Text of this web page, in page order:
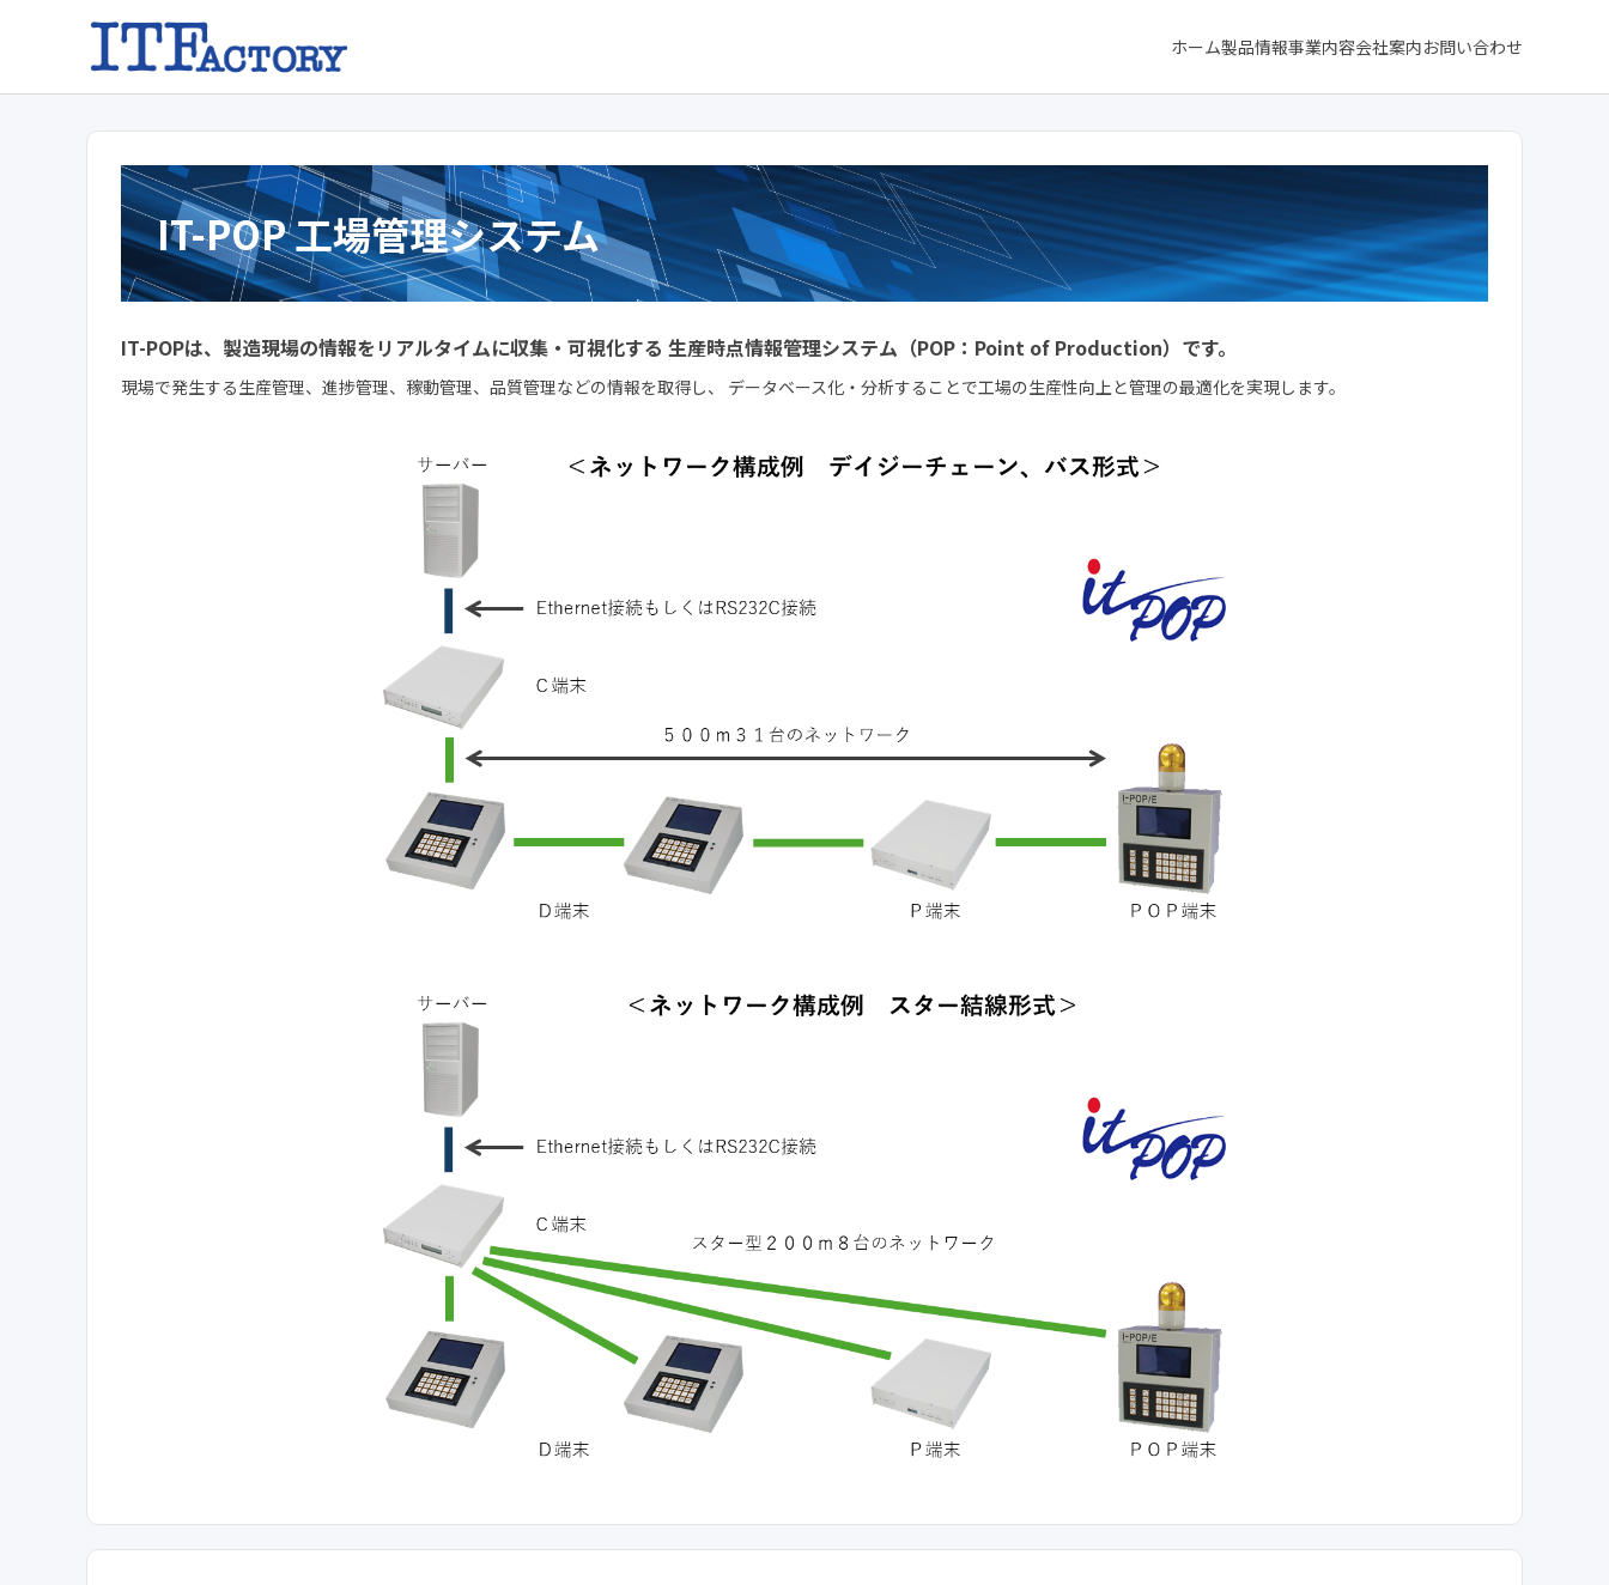
ホーム製品情報事業内容会社案内お問い合わせ
IT-POP 工場管理システム
IT-POPは、製造現場の情報をリアルタイムに収集・可視化する 生産時点情報管理システム（POP：Point of Production）です。
現場で発生する生産管理、進捗管理、稼動管理、品質管理などの情報を取得し、 データベース化・分析することで工場の生産性向上と管理の最適化を実現します。